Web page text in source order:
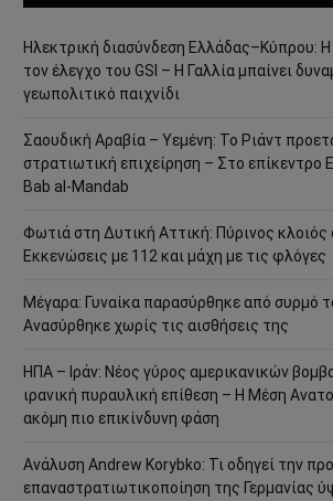
Ηλεκτρική διασύνδεση Ελλάδας–Κύπρου:
τον έλεγχο του GSI – Η Γαλλία μπαίνει
γεωπολιτικό παιχνίδι
Σαουδική Αραβία – Υεμένη: Το Ριάντ
στρατιωτική επιχείρηση – Στο επίκεντρο
Bab al-Mandab
Φωτιά στη Δυτική Αττική: Πύρινος
Εκκενώσεις με 112 και μάχη με τις φλόγες
Μέγαρα: Γυναίκα παρασύρθηκε από συρμό
Ανασύρθηκε χωρίς τις αισθήσεις της
ΗΠΑ – Ιράν: Νέος γύρος αμερικανικών
ιρανική πυραυλική επίθεση – Η Μέση
ακόμη πιο επικίνδυνη φάση
Ανάλυση Andrew Korybko: Τι οδηγεί την
επαναστρατιωτικοποίηση της Γερμανίας